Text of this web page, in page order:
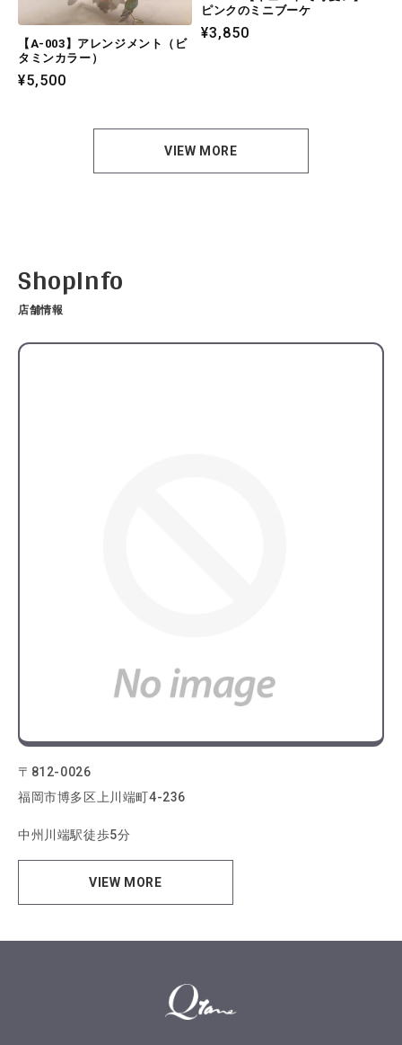
【A-003】アレンジメント（ビ
タミンカラー）
通
¥5,500
ピンクのミニブーケ
通
¥3,850
VIEW MORE
ShopInfo
店舗情報
〒812-0026
福岡市博多区上川端町4-236
中州川端駅徒歩5分
VIEW MORE